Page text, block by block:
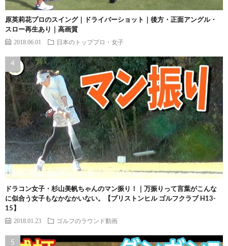
原英莉花プロのスイング｜ドライバーショット｜後方・正面アングル・
スロー再生あり｜高画質
2018.06.01 日本のトッププロ・女子
ドラコン女子・杉山美帆ちゃんのマン振り！｜万振りって言葉がこんな
に似合う女子もなかなかいない。【ブリストンヒル ゴルフクラブ H13-
15】
2018.01.23 ゴルフのラウンド動画